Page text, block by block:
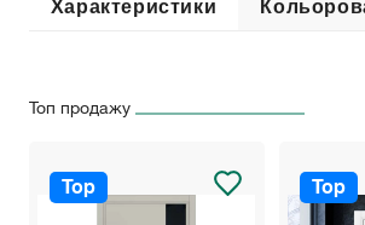
Характеристики
Топ продажу
Top Top